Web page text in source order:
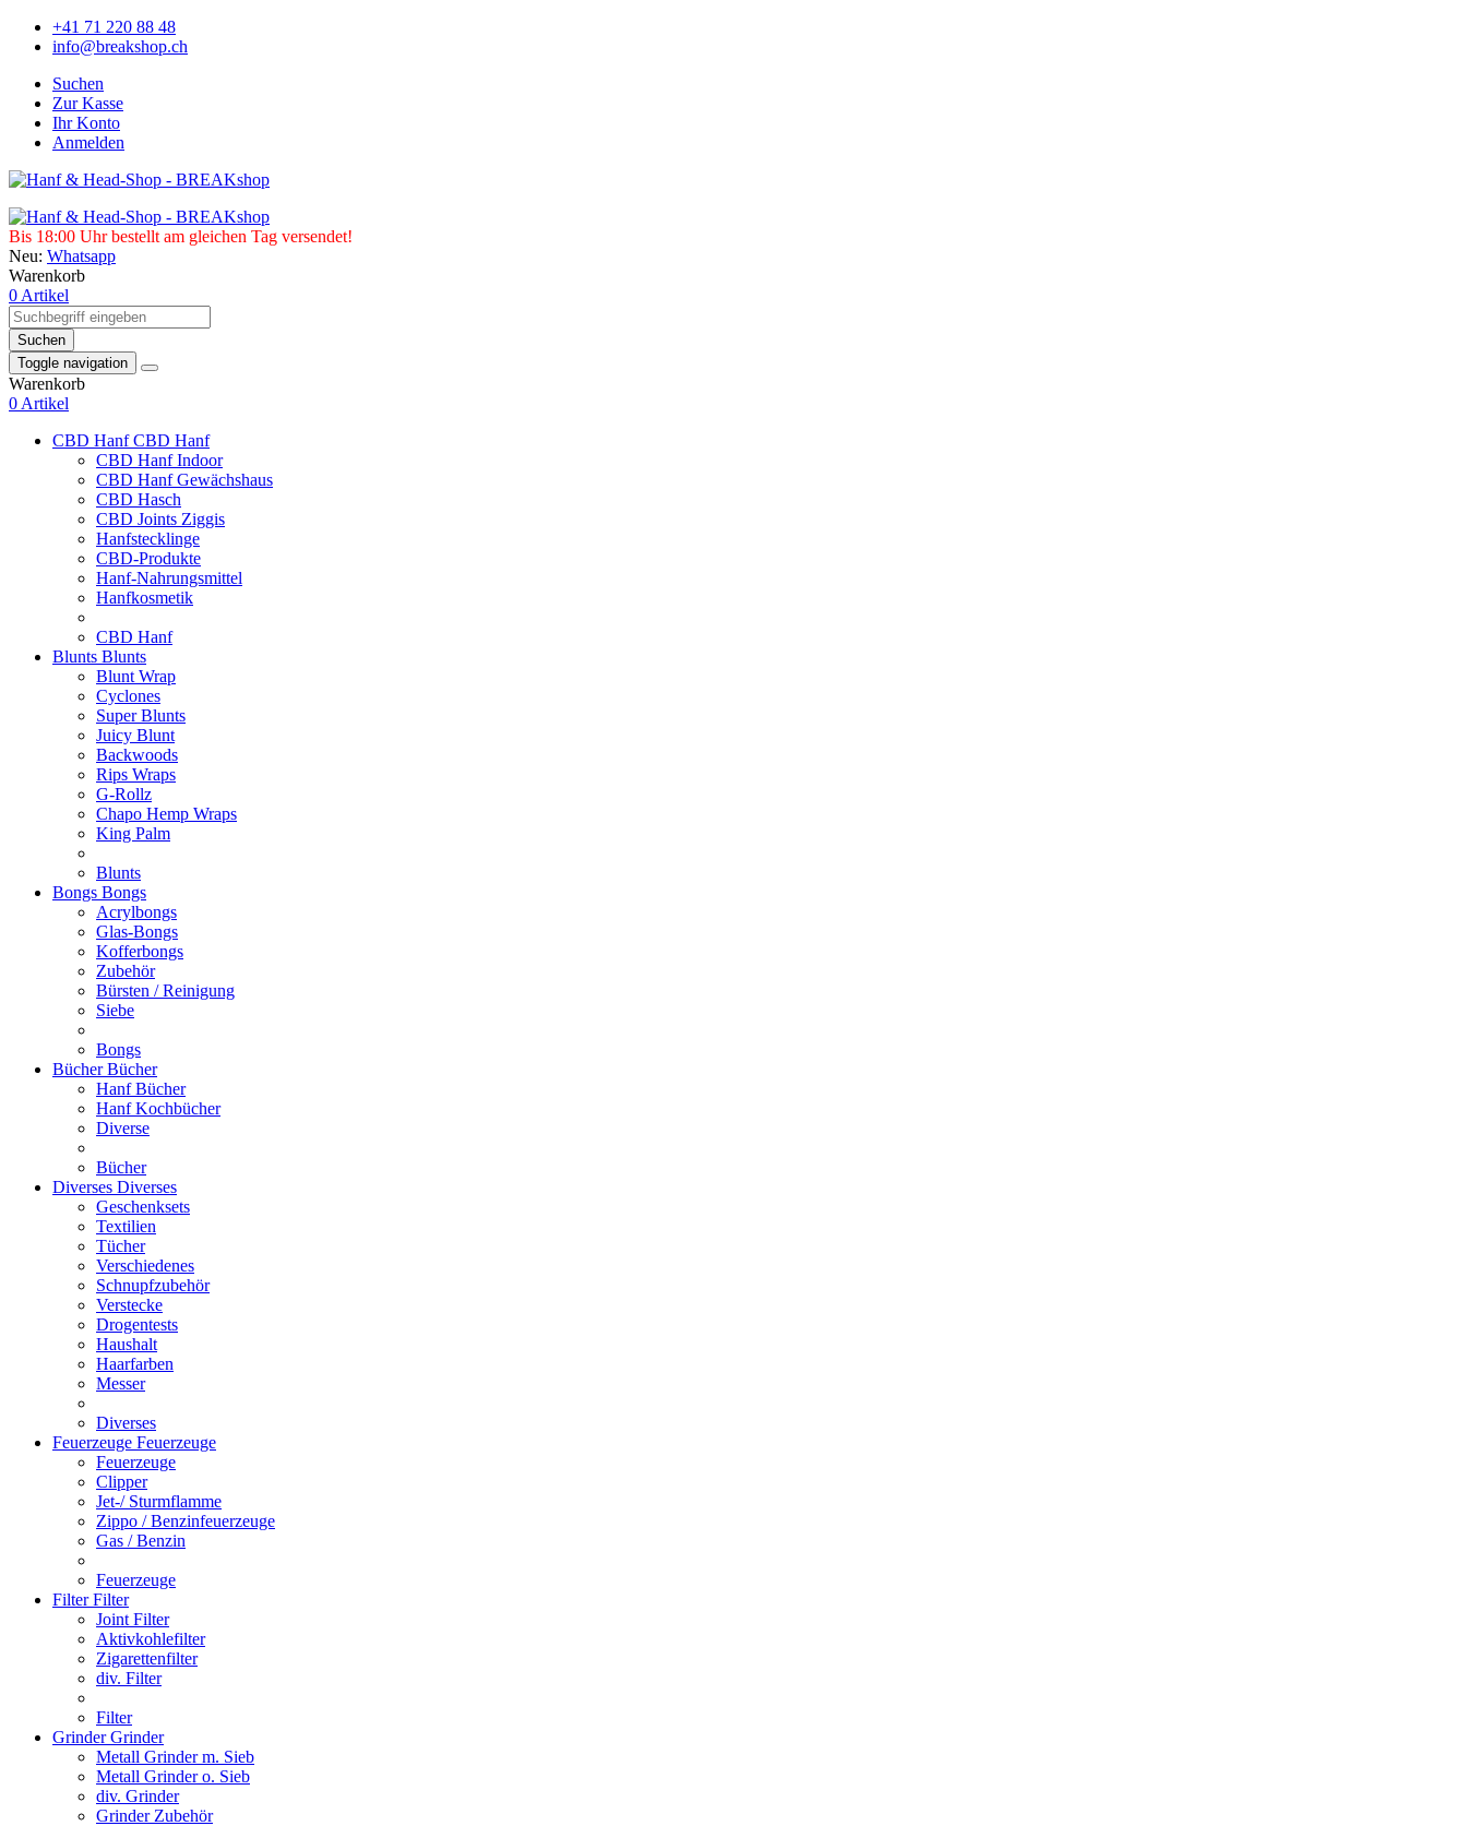
+41 71 220 88 48
info@breakshop.ch
Suchen
Zur Kasse
Ihr Konto
Anmelden
Bis 18:00 Uhr bestellt am gleichen Tag versendet!
Neu: Whatsapp
Warenkorb
0 Artikel
Suchen
Toggle navigation
Warenkorb
0 Artikel
CBD HanfCBD Hanf
CBD Hanf Indoor
CBD Hanf Gewächshaus
CBD Hasch
CBD Joints Ziggis
Hanfstecklinge
CBD-Produkte
Hanf-Nahrungsmittel
Hanfkosmetik
CBD Hanf
Blunts Blunts
Blunt Wrap
Cyclones
Super Blunts
Juicy Blunt
Backwoods
Rips Wraps
G-Rollz
Chapo Hemp Wraps
King Palm
Blunts
Bongs Bongs
Acrylbongs
Glas-Bongs
Kofferbongs
Zubehör
Bürsten / Reinigung
Siebe
Bongs
BücherBücher
Hanf Bücher
Hanf Kochbücher
Diverse
Bücher
Diverses Diverses
Geschenksets
Textilien
Tücher
Verschiedenes
Schnupfzubehör
Verstecke
Drogentests
Haushalt
Haarfarben
Messer
Diverses
Feuerzeuge Feuerzeuge
Feuerzeuge
Clipper
Jet-/ Sturmflamme
Zippo / Benzinfeuerzeuge
Gas / Benzin
Feuerzeuge
FilterFilter
Joint Filter
Aktivkohlefilter
Zigarettenfilter
div. Filter
Filter
GrinderGrinder
Metall Grinder m. Sieb
Metall Grinder o. Sieb
div. Grinder
Grinder Zubehör